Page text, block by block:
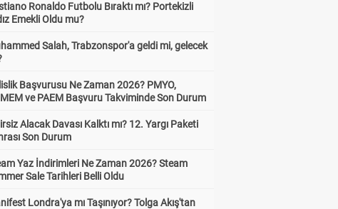
Ronaldo Futbolu Bıraktı mı? Portekizli
Emekli Oldu mu?
Salah, Trabzonspor'a geldi mi, gelecek
Başvurusu Ne Zaman 2026? PMYO,
ve PAEM Başvuru Takviminde Son Durum
Alacak Davası Kalktı mı? 12. Yargı Paketi
Son Durum
Yaz İndirimleri Ne Zaman 2026? Steam
Sale Tarihleri Belli Oldu
Londra'ya mı Taşınıyor? Tolga Akış'tan